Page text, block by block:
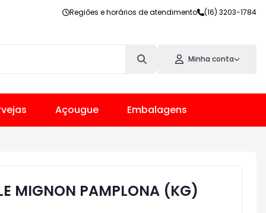
Regiões e horários de atendimento (16) 3203-1784
Minha conta
Açougue Embalagens
MIGNON PAMPLONA (KG)